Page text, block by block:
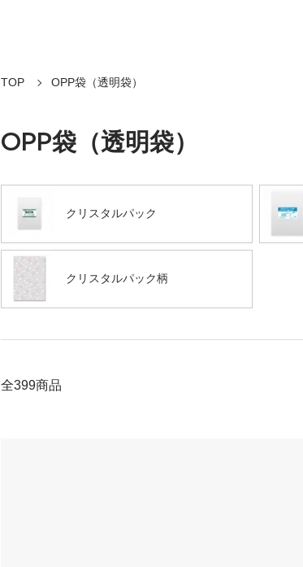
TOP OPP袋（透明袋）
OPP袋（透明袋）
クリスタルパック
クリスタルパック柄
全399商品